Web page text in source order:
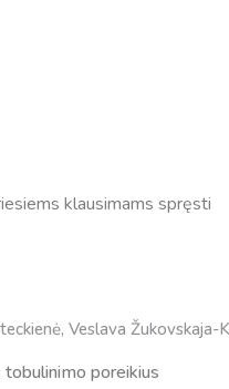
klausimams spręsti
Veslava
poreikius